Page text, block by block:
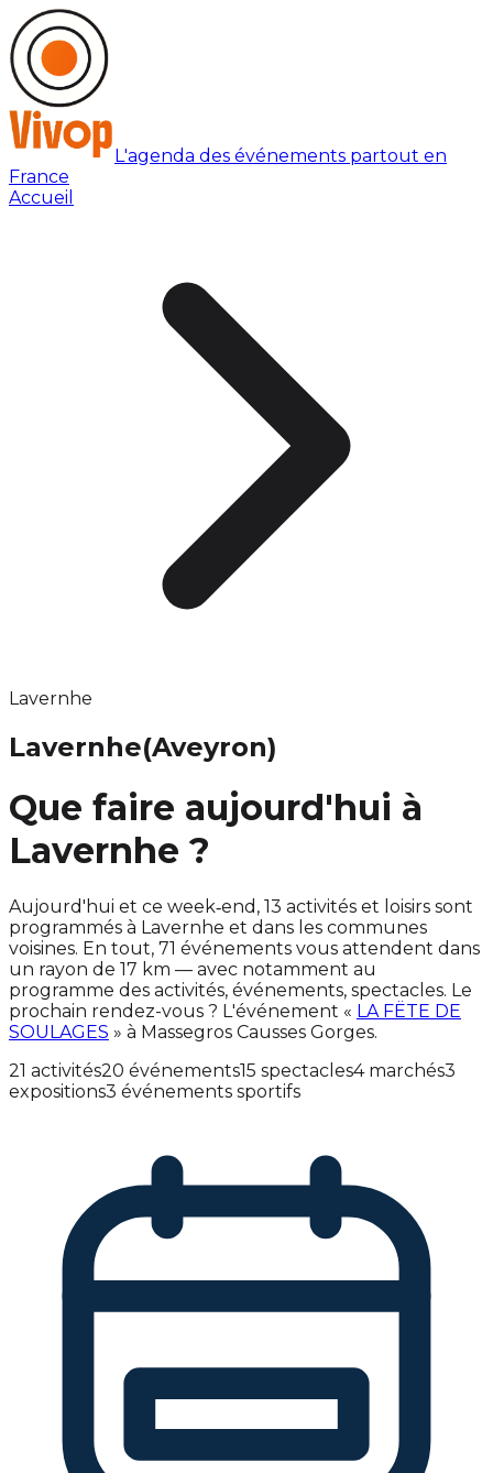
L'agenda des événements partout en
France
Accueil
Lavernhe
Lavernhe(Aveyron)
Que faire aujourd'hui à
Lavernhe ?
Aujourd'hui et ce week‑end, 13 activités et loisirs sont
programmés à Lavernhe et dans les communes
voisines. En tout, 71 événements vous attendent dans
un rayon de 17 km — avec notamment au
programme des activités, événements, spectacles. Le
prochain rendez-vous ? L'événement « LA FËTE DE
SOULAGES » à Massegros Causses Gorges.
21 activités20 événements15 spectacles4 marchés3
expositions3 événements sportifs